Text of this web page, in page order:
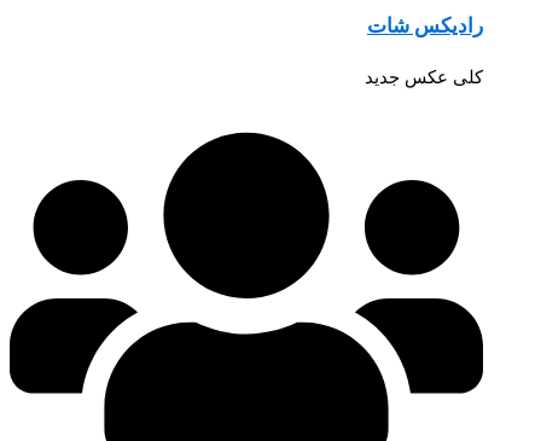
رادیکس شات
کلی عکس جدید